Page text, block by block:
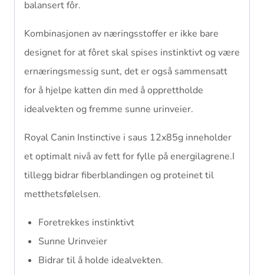
balansert fôr.
Kombinasjonen av næringsstoffer er ikke bare
designet for at fôret skal spises instinktivt og være
ernæringsmessig sunt, det er også sammensatt
for å hjelpe katten din med å opprettholde
idealvekten og fremme sunne urinveier.
Royal Canin Instinctive i saus 12x85g inneholder
et optimalt nivå av fett for fylle på energilagrene.I
tillegg bidrar fiberblandingen og proteinet til
metthetsfølelsen.
Foretrekkes instinktivt
Sunne Urinveier
Bidrar til å holde idealvekten.